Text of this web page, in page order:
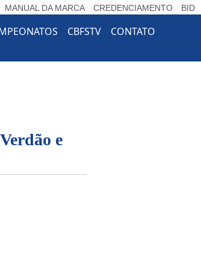
MANUAL DA MARCA CREDENCIAMENTO BID
CBFSTV CONTATO
e